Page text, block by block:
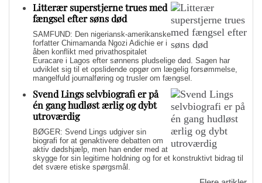
Litterær superstjerne trues med
fængsel efter søns død
SAMFUND: Den nigeriansk-amerikanske
forfatter Chimamanda Ngozi Adichie er i
åben konflikt med privathospitalet
Euracare i Lagos efter sønnens pludselige død. Sagen har
udviklet sig til et opslidende opgør om lægelig forsømmelse,
mangelfuld journalføring og trusler om fængsel.
Svend Lings selvbiografi er på
én gang hudløst ærlig og dybt
utroværdig
BØGER: Svend Lings udgiver sin
biografi for at genaktivere debatten om
aktiv dødshjælp, men han ender med at
skygge for sin legitime holdning og for et konstruktivt bidrag til
det svære etiske spørgsmål.